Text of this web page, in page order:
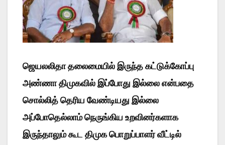
ஜெயலலிதா தலைமையில் இருந்த கட்டுக்கோப்பு
அண்ணா திமுகவில் இப்போது இல்லை என்பதை
சொல்லித் தெரிய வேண்டியது இல்லை
அப்போதெல்லாம் நெருங்கிய உறவினர்களாக
இருந்தாலும் கூட திமுக பொறுப்பாளர் வீட்டில்